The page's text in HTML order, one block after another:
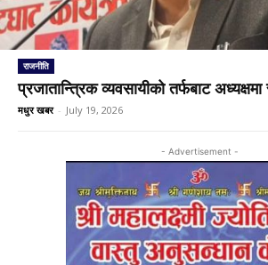
राजनीति
प्रजातान्त्रिक व्यवसायीको तर्फबाट
मधुर खबर - July 19, 2026
- Advertisement -